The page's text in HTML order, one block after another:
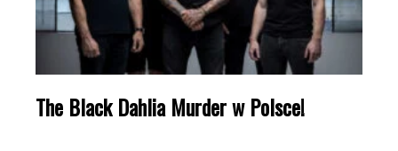
The Black Dahlia Murder w Polsce!